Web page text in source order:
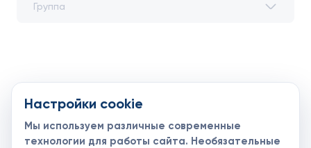
fhmoscow@mail.ru
8-495-621-35-95
Настройки cookie
Мы используем различные современные
технологии для работы сайта. Необязательные
Группа